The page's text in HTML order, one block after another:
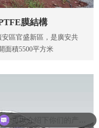
膜結構
區官盛新區，是廣安共
面積5500平方米
你们是怎么收费的呢